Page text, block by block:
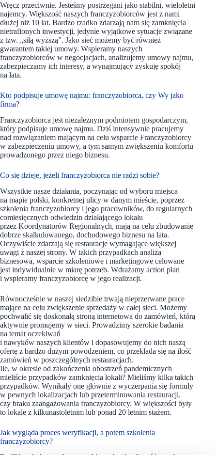
Wręcz przeciwnie. Jesteśmy postrzegani jako stabilni, wieloletni
najemcy. Większość naszych franczyzobiorców jest z nami
dłużej niż 10 lat. Bardzo rzadko zdarzają nam się zamknięcia
nietrafionych inwestycji, jedynie wyjątkowe sytuacje związane
z tzw. „siłą wyższą”. Jako sieć możemy być również
gwarantem takiej umowy. Wspieramy naszych
franczyzobiorców w negocjacjach, analizujemy umowy najmu,
zabezpieczamy ich interesy, a wynajmujący zyskuję spokój
na lata.
Kto podpisuje umowę najmu: franczyzobiorca, czy Wy jako
firma?
Franczyzobiorca jest niezależnym podmiotem gospodarczym,
który podpisuje umowę najmu. Dziś intensywnie pracujemy
nad rozwiązaniem mającym na celu wsparcie Franczyzobiorcy
w zabezpieczeniu umowy, a tym samym zwiększeniu komfortu
prowadzonego przez niego biznesu.
Co się dzieje, jeżeli franczyzobiorca nie radzi sobie?
Wszystkie nasze działania, poczynając od wyboru miejsca
na mapie polski, konkretnej ulicy w danym mieście, poprzez
szkolenia franczyzobiorcy i jego pracowników, do regularnych
comiesięcznych odwiedzin działającego lokalu
przez Koordynatorów Regionalnych, mają na celu zbudowanie
dobrze skalkulowanego, dochodowego biznesu na lata.
Oczywiście zdarzają się restauracje wymagające większej
uwagi z naszej strony. W takich przypadkach analiza
biznesowa, wsparcie szkoleniowe i marketingowe celowane
jest indywidualnie w miarę potrzeb. Wdrażamy action plan
i wspieramy franczyzobiorcę w jego realizacji.
Równocześnie w naszej siedzibie trwają nieprzerwane prace
mające na celu zwiększenie sprzedaży w całej sieci. Możemy
pochwalić się doskonałą stroną internetowa do zamówień, którą
aktywnie promujemy w sieci. Prowadzimy szerokie badania
na temat oczekiwań
i nawyków naszych klientów i dopasowujemy do nich naszą
ofertę z bardzo dużym powodzeniem, co przekłada się na ilość
zamówień w poszczególnych restauracjach.
Ile, w okresie od zakończenia obostrzeń pandemicznych
mieliście przypadków zamknięcia lokali? Mieliśmy kilka takich
przypadków. Wynikały one głównie z wyczerpania się formuły
w pewnych lokalizacjach lub przeterminowania restauracji,
czy braku zaangażowania franczyzobiorcy. W większości były
to lokale z kilkunastoletnim lub ponad 20 letnim stażem.
Jak wygląda proces weryfikacji, a potem szkolenia
franczyzobiorcy?